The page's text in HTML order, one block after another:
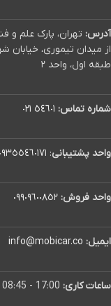
آدرس: تهران، پارک علم و
طبقه اول، واحد ۲
شماره تماس: ٥٤٦٠١ ٠٢١
واحد پشتیبانی: ٠٩٣٥٥٤٦٠١٧١
واحد فروش: ٠٩٩٠٩٦٠٠٨٥٢
ایمیل: info@mobicar.co
ساعات کاری: